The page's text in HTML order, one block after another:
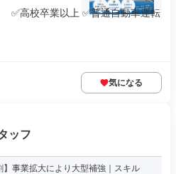
高校卒業以上 ✅普通自動車運転
気になる
ッフ
】事業拡大により大型補強｜スキル